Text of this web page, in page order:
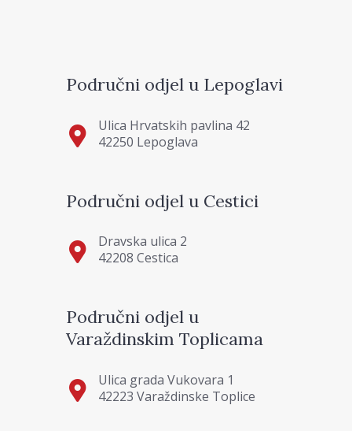
Područni odjel u Lepoglavi
Ulica Hrvatskih pavlina 42
42250 Lepoglava
Područni odjel u Cestici
Dravska ulica 2
42208 Cestica
Područni odjel u
Varaždinskim Toplicama
Ulica grada Vukovara 1
42223 Varaždinske Toplice